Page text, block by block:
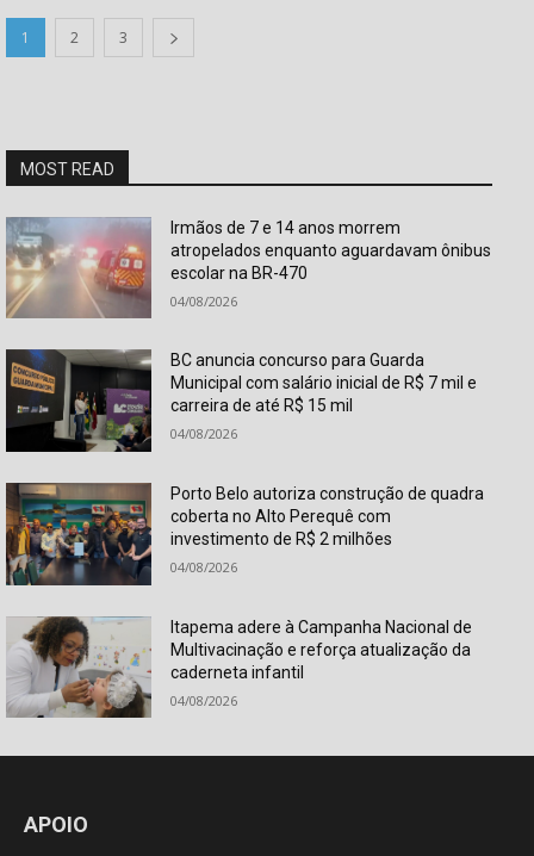
1 2 3
MOST READ
Irmãos de 7 e 14 anos morrem
atropelados enquanto aguardavam ônibus
escolar na BR-470
04/08/2026
BC anuncia concurso para Guarda
Municipal com salário inicial de R$ 7 mil e
carreira de até R$ 15 mil
04/08/2026
Porto Belo autoriza construção de quadra
coberta no Alto Perequê com
investimento de R$ 2 milhões
04/08/2026
Itapema adere à Campanha Nacional de
Multivacinação e reforça atualização da
caderneta infantil
04/08/2026
APOIO